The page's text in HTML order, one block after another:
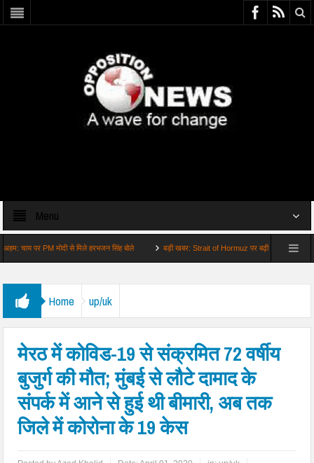
Menu
पर PM मोदी से मिले हरभजन सिंह बोले बड़ी खबर: Strait of Hormuz पर बढ़ी हलचल ट्रंप बोले
Home up/uk
मेरठ में कोविड-19 से संक्रमित 72 वर्षीय
बुजुर्ग की मौत; मुंबई से लौटे दामाद के
संपर्क में आने से हुई थी बीमारी, अब तक
जिले में कोरोना के 19 केस